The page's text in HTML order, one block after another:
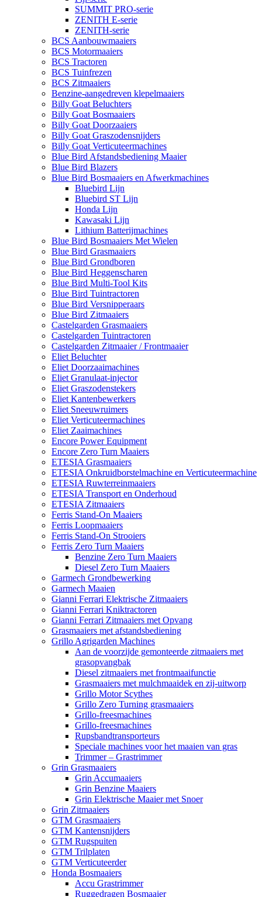
SUMMIT PRO-serie
ZENITH E-serie
ZENITH-serie
BCS Aanbouwmaaiers
BCS Motormaaiers
BCS Tractoren
BCS Tuinfrezen
BCS Zitmaaiers
Benzine-aangedreven klepelmaaiers
Billy Goat Beluchters
Billy Goat Bosmaaiers
Billy Goat Doorzaaiers
Billy Goat Graszodensnijders
Billy Goat Verticuteermachines
Blue Bird Afstandsbediening Maaier
Blue Bird Blazers
Blue Bird Bosmaaiers en Afwerkmachines
Bluebird Lijn
Bluebird ST Lijn
Honda Lijn
Kawasaki Lijn
Lithium Batterijmachines
Blue Bird Bosmaaiers Met Wielen
Blue Bird Grasmaaiers
Blue Bird Grondboren
Blue Bird Heggenscharen
Blue Bird Multi-Tool Kits
Blue Bird Tuintractoren
Blue Bird Versnipperaars
Blue Bird Zitmaaiers
Castelgarden Grasmaaiers
Castelgarden Tuintractoren
Castelgarden Zitmaaier / Frontmaaier
Eliet Beluchter
Eliet Doorzaaimachines
Eliet Granulaat-injector
Eliet Graszodenstekers
Eliet Kantenbewerkers
Eliet Sneeuwruimers
Eliet Verticuteermachines
Eliet Zaaimachines
Encore Power Equipment
Encore Zero Turn Maaiers
ETESIA Grasmaaiers
ETESIA Onkruidborstelmachine en Verticuteermachine
ETESIA Ruwterreinmaaiers
ETESIA Transport en Onderhoud
ETESIA Zitmaaiers
Ferris Stand-On Maaiers
Ferris Loopmaaiers
Ferris Stand-On Strooiers
Ferris Zero Turn Maaiers
Benzine Zero Turn Maaiers
Diesel Zero Turn Maaiers
Garmech Grondbewerking
Garmech Maaien
Gianni Ferrari Elektrische Zitmaaiers
Gianni Ferrari Kniktractoren
Gianni Ferrari Zitmaaiers met Opvang
Grasmaaiers met afstandsbediening
Grillo Agrigarden Machines
Aan de voorzijde gemonteerde zitmaaiers met
grasopvangbak
Diesel zitmaaiers met frontmaaifunctie
Grasmaaiers met mulchmaaidek en zij-uitworp
Grillo Motor Scythes
Grillo Zero Turning grasmaaiers
Grillo-freesmachines
Grillo-freesmachines
Rupsbandtransporteurs
Speciale machines voor het maaien van gras
Trimmer – Grastrimmer
Grin Grasmaaiers
Grin Accumaaiers
Grin Benzine Maaiers
Grin Elektrische Maaier met Snoer
Grin Zitmaaiers
GTM Grasmaaiers
GTM Kantensnijders
GTM Rugspuiten
GTM Trilplaten
GTM Verticuteerder
Honda Bosmaaiers
Accu Grastrimmer
Ruggedragen Bosmaaier